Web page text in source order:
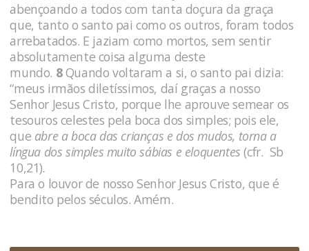
abençoando a todos com tanta doçura da graça
que, tanto o santo pai como os outros, foram todos
arrebatados. E jaziam como mortos, sem sentir
absolutamente coisa alguma deste
mundo. 8Quando voltaram a si, o santo pai dizia:
“meus irmãos diletíssimos, daí graças a nosso
Senhor Jesus Cristo, porque lhe aprouve semear os
tesouros celestes pela boca dos simples; pois ele,
que abre a boca das crianças e dos mudos, torna a
língua dos simples muito sábias e eloquentes (cfr. Sb
10,21).
Para o louvor de nosso Senhor Jesus Cristo, que é
bendito pelos séculos. Amém.